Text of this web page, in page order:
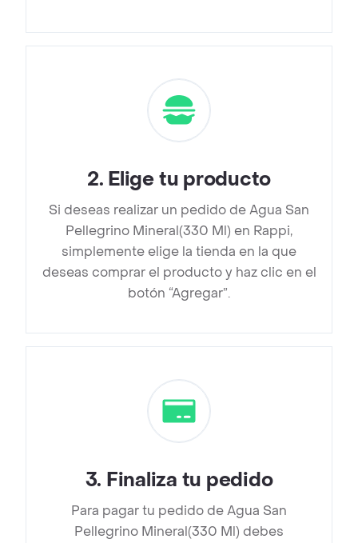
2. Elige tu producto
Si deseas realizar un pedido de Agua San
Pellegrino Mineral(330 Ml) en Rappi,
simplemente elige la tienda en la que
deseas comprar el producto y haz clic en el
botón “Agregar”.
3. Finaliza tu pedido
Para pagar tu pedido de Agua San
Pellegrino Mineral(330 Ml) debes